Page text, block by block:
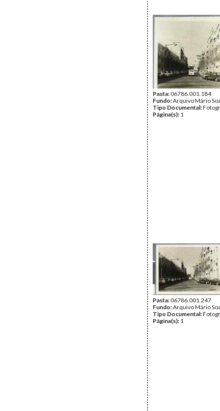
Pasta:06786.001.184
Fundo:Arquivo Mário
Tipo Documental:
Página(s): 1
Pasta:06786.001.247
Fundo:Arquivo Mário
Tipo Documental:
Página(s): 1